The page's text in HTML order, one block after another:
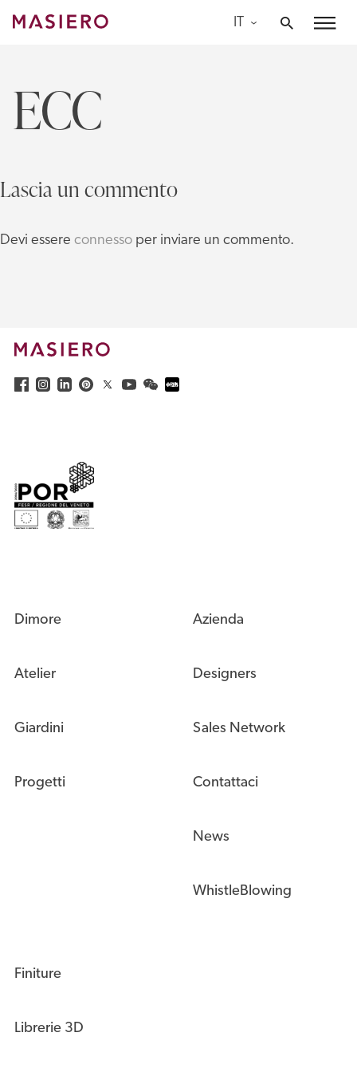
Skip
IT
ECC
Lascia un commento
Devi essere connesso per inviare un commento.
Dimore
Atelier
Giardini
Progetti
Azienda
Designers
Sales Network
Contattaci
News
WhistleBlowing
Finiture
Librerie 3D